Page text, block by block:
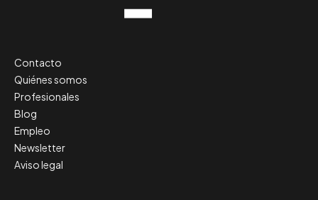
Contacto
Quiénes somos
Profesionales
Blog
Empleo
Newsletter
Aviso legal